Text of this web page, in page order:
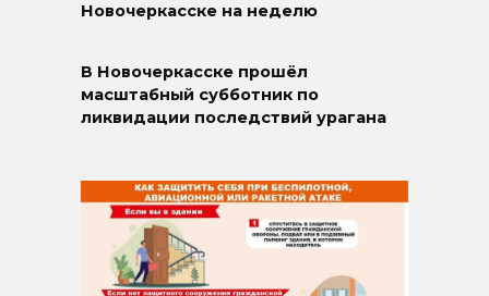
Новочеркасске на неделю
В Новочеркасске прошёл
масштабный субботник по
ликвидации последствий урагана